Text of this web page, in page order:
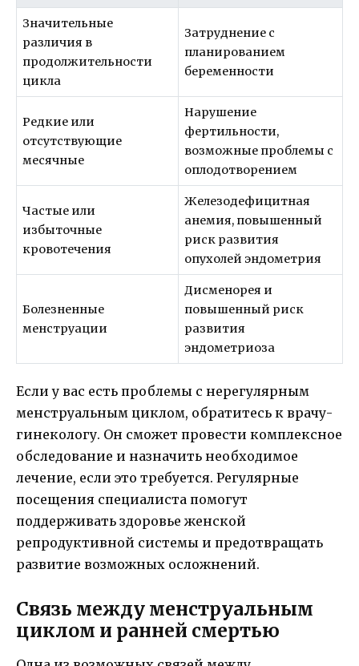
Значительные
различия в
продолжительности
цикла
Затруднение с
планированием
беременности
Редкие или
отсутствующие
месячные
Нарушение
фертильности,
возможные проблемы с
оплодотворением
Частые или
избыточные
кровотечения
Железодефицитная
анемия, повышенный
риск развития
опухолей эндометрия
Болезненные
менструации
Дисменорея и
повышенный риск
развития
эндометриоза
Если у вас есть проблемы с нерегулярным
менструальным циклом, обратитесь к врачу-
гинекологу. Он сможет провести комплексное
обследование и назначить необходимое
лечение, если это требуется. Регулярные
посещения специалиста помогут
поддерживать здоровье женской
репродуктивной системы и предотвращать
развитие возможных осложнений.
Связь между менструальным
циклом и ранней смертью